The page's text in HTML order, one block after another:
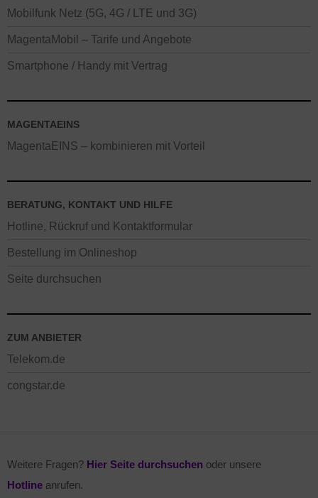
Mobilfunk Netz (5G, 4G / LTE und 3G)
MagentaMobil – Tarife und Angebote
Smartphone / Handy mit Vertrag
MAGENTAEINS
MagentaEINS – kombinieren mit Vorteil
BERATUNG, KONTAKT UND HILFE
Hotline, Rückruf und Kontaktformular
Bestellung im Onlineshop
Seite durchsuchen
ZUM ANBIETER
Telekom.de
congstar.de
Weitere Fragen? Hier Seite durchsuchen oder unsere
Hotline anrufen.